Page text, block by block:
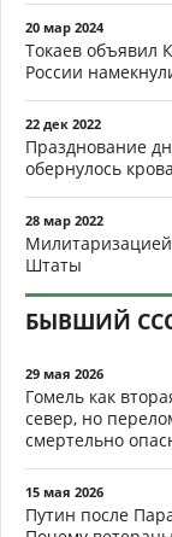
20 мар 2024
Токаев объявил
России
22 дек 2022
Празднование
обернулось
28 мар 2022
Штаты
БЫВШИЙ
29 мая 2026
Гомель как
север, но
смертельно
15 мая 2026
Путин после